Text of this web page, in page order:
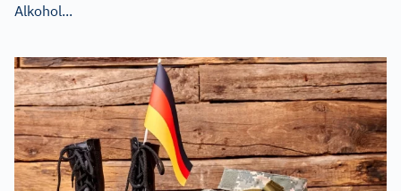
Alkohol...